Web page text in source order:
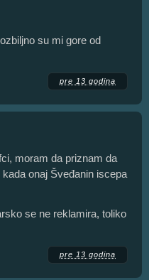
su mi gore od
pre 13 godina
moram da priznam da
onaj Šveđanin iscepa
se ne reklamira, toliko
pre 13 godina